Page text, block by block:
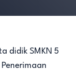
didik SMKN 5